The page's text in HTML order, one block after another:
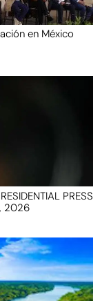
en México
PRESS
2026